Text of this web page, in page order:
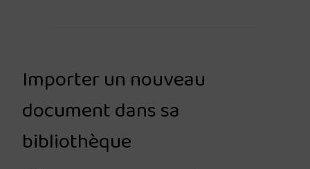
Importer un nouveau
document dans sa
bibliothèque